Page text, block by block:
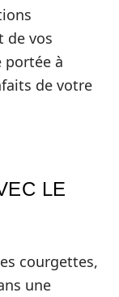
de vos
à
de votre
LE
courgettes,
une